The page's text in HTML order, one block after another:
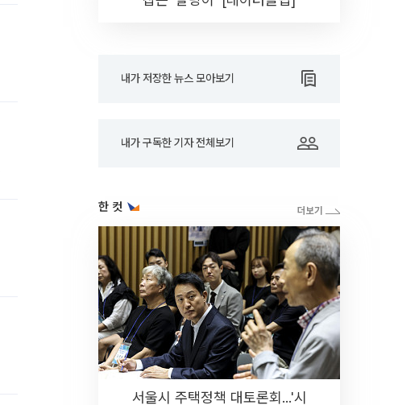
내가 저장한 뉴스 모아보기
내가 구독한 기자 전체보기
한 컷
서울시 주택정책 대토론회...'시